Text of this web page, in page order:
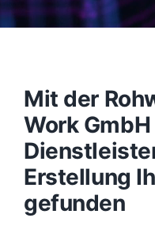
Mit der
Work
Erstellung
gefunden